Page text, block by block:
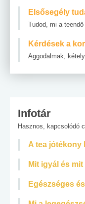
Elsősegély
Tudod, mi a
Kérdések a
Aggodalmak,
Infotár
Hasznos, kapcsolódó
A tea jótékony
Mit igyál és
Egészséges